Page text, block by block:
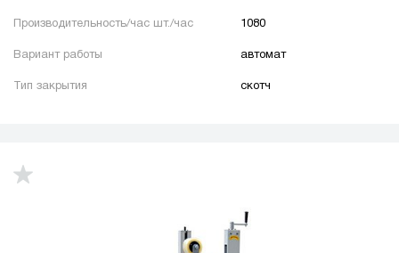
Производительность/час шт./час 1080
Вариант работы автомат
Тип закрытия скотч